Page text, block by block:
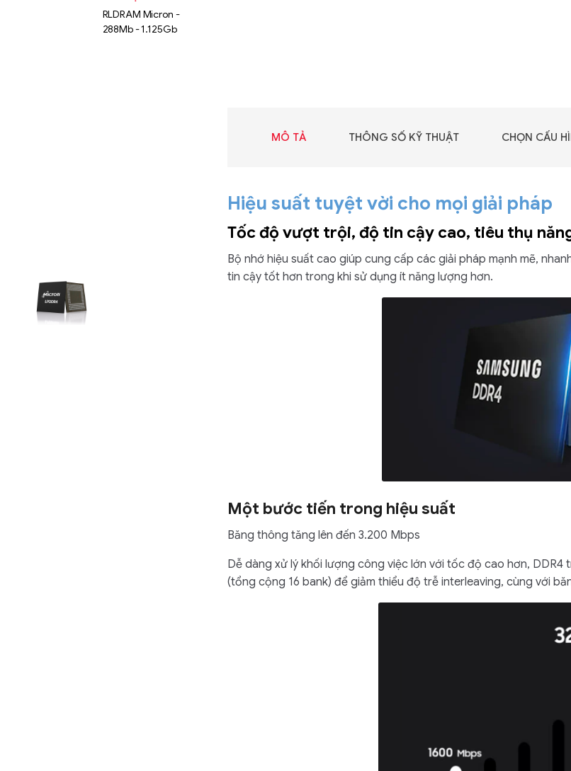
MÔ TẢ THÔNG SỐ KỸ THUẬT CHỌN CẤU
Hiệu suất tuyệt vời cho mọi giải pháp
Tốc độ vượt trội, độ tin cậy cao, tiêu thụ
Bộ nhớ hiệu suất cao giúp cung cấp các giải pháp mạnh mẽ,
tin cậy tốt hơn trong khi sử dụng ít năng lượng hơn.
Một bước tiến trong hiệu suất
Băng thông tăng lên đến 3.200 Mbps
Dễ dàng xử lý khối lượng công việc lớn với tốc độ cao hơn,
(tổng cộng 16 bank) để giảm thiểu độ trễ interleaving, cùng với
RLDRAM Micron -
288Mb - 1.125Gb
Liên hệ
SK hynix - DRAM -